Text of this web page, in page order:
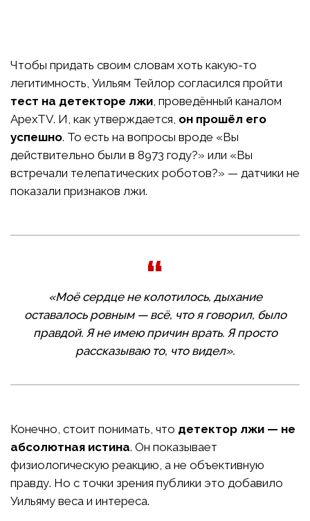
Чтобы придать своим словам хоть какую-то
легитимность, Уильям Тейлор согласился пройти
тест на детекторе лжи , проведённый каналом
ApexTV. И, как утверждается, он прошёл его
успешно. То есть на вопросы вроде «Вы
действительно были в 8973 году?» или «Вы
встречали телепатических роботов?» — датчики не
показали признаков лжи.
«Моё сердце не колотилось, дыхание
оставалось ровным — всё, что я говорил, было
правдой. Я не имею причин врать. Я просто
рассказываю то, что видел».
Конечно, стоит понимать, что детектор лжи — не
абсолютная истина. Он показывает
физиологическую реакцию, а не объективную
правду. Но с точки зрения публики это добавило
Уильяму веса и интереса.